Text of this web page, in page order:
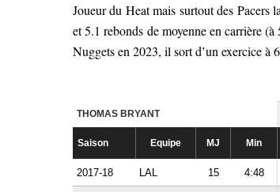
Joueur du Heat mais surtout des
et 5.1 rebonds de moyenne en carrière
Nuggets en 2023, il sort d’un exercice à
THOMAS BRYANT
Saison Equipe MJ Min
2017-18 LAL 15 4:48